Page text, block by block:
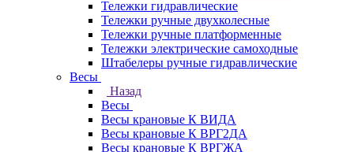
Тележки гидравлические
Тележки ручные двухколесные
Тележки ручные платформенные
Тележки электрические самоходные
Штабелеры ручные гидравлические
Весы
Назад
Весы
Весы крановые К ВИДА
Весы крановые К ВРГ2ДА
Весы крановые К ВРГЖА